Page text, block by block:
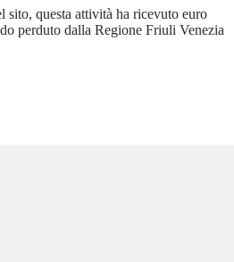
questa attività ha ricevuto euro
perduto dalla Regione Friuli Venezia